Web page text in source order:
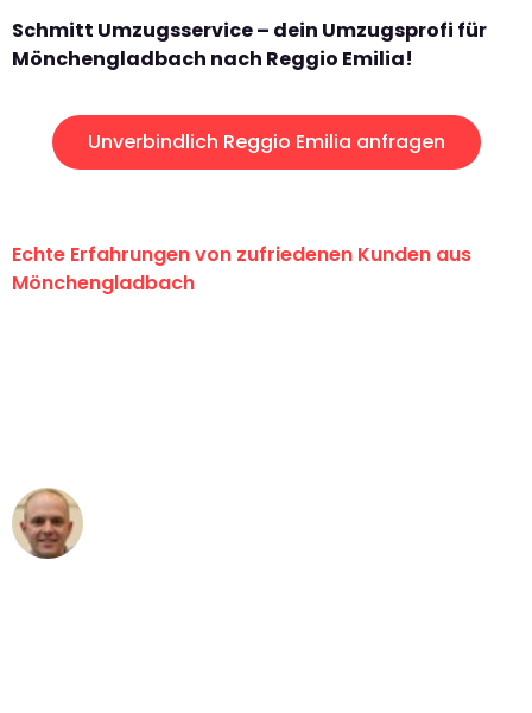
Schmitt Umzugsservice – dein Umzugsprofi für
Mönchengladbach nach Reggio Emilia!
Unverbindlich Reggio Emilia anfragen
Echte Erfahrungen von zufriedenen Kunden aus
Mönchengladbach